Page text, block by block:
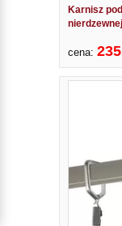
Karnisz
cena: